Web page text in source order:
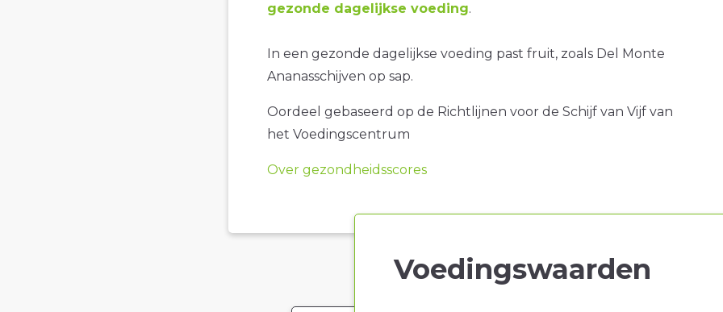
gezonde dagelijkse voeding.
In een gezonde dagelijkse voeding past fruit, zoals Del Monte
Ananasschijven op sap.
Oordeel gebaseerd op de Richtlijnen voor de Schijf van Vijf van
het Voedingscentrum
Over gezondheidsscores
Voedingswaarden